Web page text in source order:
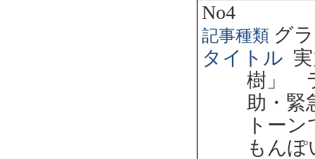
No4
記事種類 グ
タイトル
樹」
助・
トー
もん